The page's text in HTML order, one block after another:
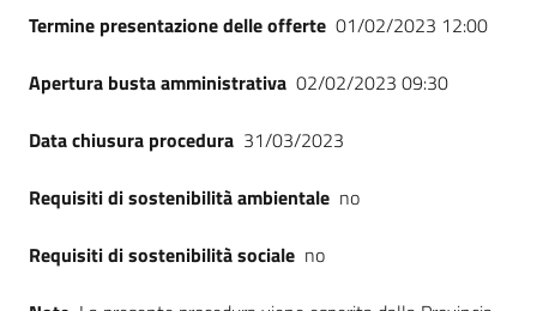
Termine presentazione delle offerte 01/02/2023 12:00
Apertura busta amministrativa 02/02/2023 09:30
Data chiusura procedura 31/03/2023
Requisiti di sostenibilità ambientale no
Requisiti di sostenibilità sociale no